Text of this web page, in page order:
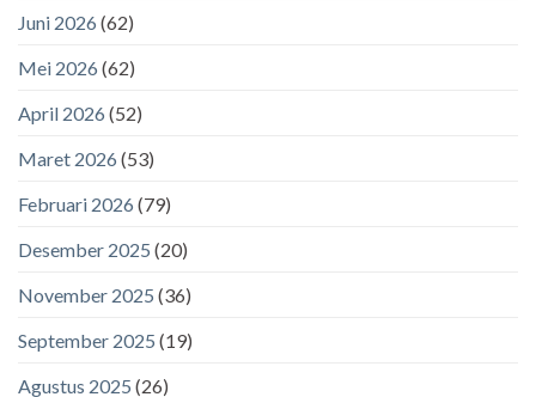
Juni 2026 (62)
Mei 2026 (62)
April 2026 (52)
Maret 2026 (53)
Februari 2026 (79)
Desember 2025 (20)
November 2025 (36)
September 2025 (19)
Agustus 2025 (26)